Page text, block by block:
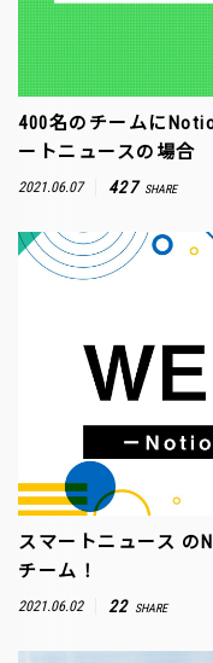
400名のチームに
ートニュースの場合
2021.06.07 427 SHARE
スマートニュース の
チーム！
2021.06.02 22 SHARE